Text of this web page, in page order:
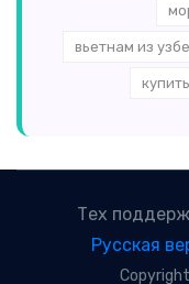
вьетнам из
Тех
Русская